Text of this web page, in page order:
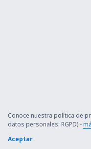
Conoce nuestra política de
datos personales: RGPD) -
Aceptar